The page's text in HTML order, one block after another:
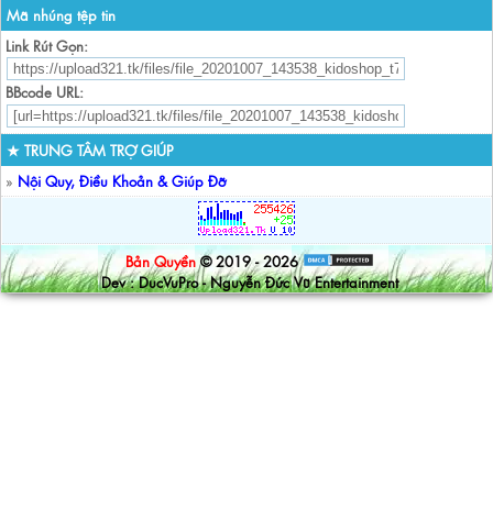
Mã nhúng tệp tin
Link Rút Gọn:
BBcode URL:
★ TRUNG TÂM TRỢ GIÚP
» Nội Quy, Điều Khoản & Giúp Đỡ
Bản Quyền © 2019 - 2026
Dev : DucVuPro - Nguyễn Đức Vũ Entertainment